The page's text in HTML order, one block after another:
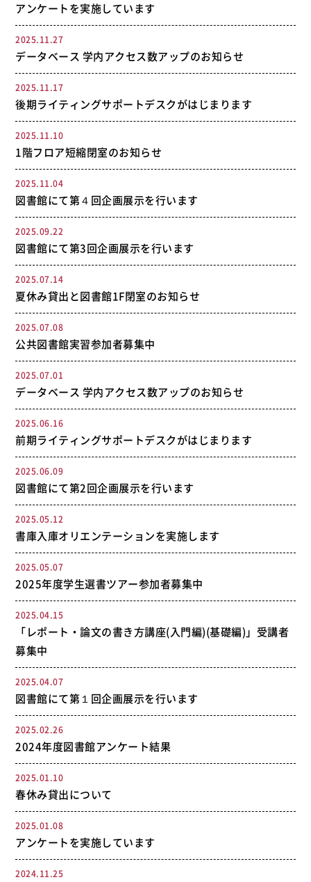
アンケートを実施しています
2025.11.27
データベース 学内アクセス数アップのお知らせ
2025.11.17
後期ライティングサポートデスクがはじまります
2025.11.10
1階フロア短縮閉室のお知らせ
2025.11.04
図書館にて第４回企画展示を行います
2025.09.22
図書館にて第3回企画展示を行います
2025.07.14
夏休み貸出と図書館1F閉室のお知らせ
2025.07.08
公共図書館実習参加者募集中
2025.07.01
データベース 学内アクセス数アップのお知らせ
2025.06.16
前期ライティングサポートデスクがはじまります
2025.06.09
図書館にて第2回企画展示を行います
2025.05.12
書庫入庫オリエンテーションを実施します
2025.05.07
2025年度学生選書ツアー参加者募集中
2025.04.15
「レポート・論文の書き方講座(入門編)(基礎編)」受講者
募集中
2025.04.07
図書館にて第１回企画展示を行います
2025.02.26
2024年度図書館アンケート結果
2025.01.10
春休み貸出について
2025.01.08
アンケートを実施しています
2024.11.25